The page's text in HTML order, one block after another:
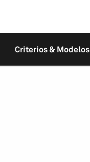
Criterios & Modelos